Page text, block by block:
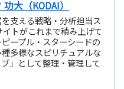
大（KODAI）
を支える戦略・分析担当ス
イトがこれまで積み上げて
ープル・スターシードの
多様なスピリチュアルな
」として整理・管理して